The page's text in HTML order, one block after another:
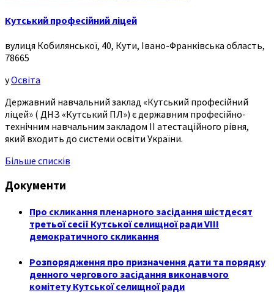
Кутський професійний ліцей
вулиця Кобилянської, 40, Кути, Івано-Франківська область,
78665
уОсвіта
Державний навчальний заклад «Кутський професійний
ліцей» ( ДНЗ «Кутський ПЛ») є державним професійно-
технічним навчальним закладом ІІ атестаційного рівня,
який входить до системи освіти України.
Більше списків
Документи
Про скликання пленарного засідання шістдесят
третьої сесії Кутської селищної ради VIII
демократичного скликання
Розпорядження про призначення дати та порядку
денного чергового засідання виконавчого
комітету Кутської селищної ради